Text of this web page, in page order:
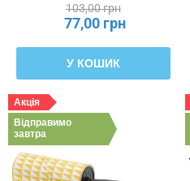
103,00 грн
77,00 грн
У КОШИК
Акція
Відправимо
завтра